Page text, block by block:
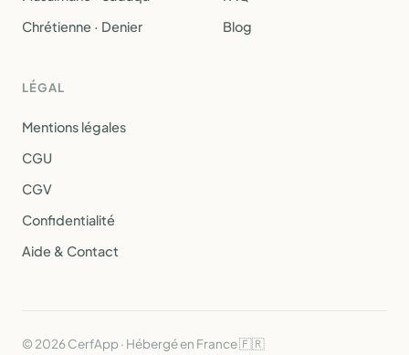
Chrétienne · Denier
Blog
LÉGAL
Mentions légales
CGU
CGV
Confidentialité
Aide & Contact
© 2026 CerfApp · Hébergé en France 🇫🇷